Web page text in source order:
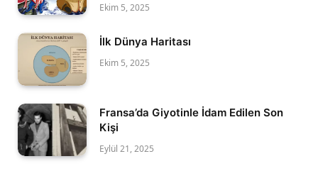
Ekim 5, 2025
İlk Dünya Haritası
Ekim 5, 2025
Fransa’da Giyotinle İdam Edilen Son
Kişi
Eylül 21, 2025